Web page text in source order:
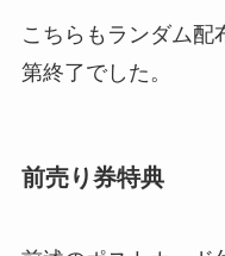
こちらもランダム配
第終了でした​。
前売り券特典